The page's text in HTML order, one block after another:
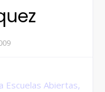
Escuelas Abiertas,